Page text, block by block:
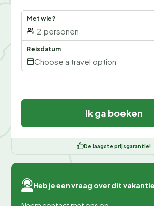
Met wie?
2 personen
Reisdatum
Choose a travel option
Ik ga boeken
De laagste prijsgarantie!
Heb je een vraag over dit